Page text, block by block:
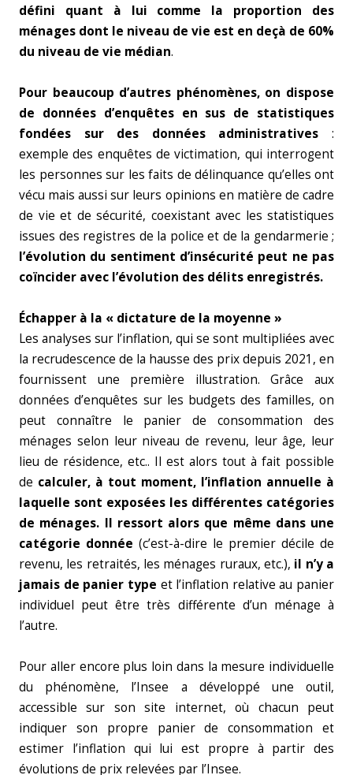
défini quant à lui comme la proportion des
ménages dont le niveau de vie est en deçà de 60%
du niveau de vie médian.
Pour beaucoup d’autres phénomènes, on dispose
de données d’enquêtes en sus de statistiques
fondées sur des données administratives :
exemple des enquêtes de victimation, qui interrogent
les personnes sur les faits de délinquance qu’elles ont
vécu mais aussi sur leurs opinions en matière de cadre
de vie et de sécurité, coexistant avec les statistiques
issues des registres de la police et de la gendarmerie ;
l’évolution du sentiment d’insécurité peut ne pas
coïncider avec l’évolution des délits enregistrés.
Échapper à la « dictature de la moyenne »
Les analyses sur l’inflation, qui se sont multipliées avec
la recrudescence de la hausse des prix depuis 2021, en
fournissent une première illustration. Grâce aux
données d’enquêtes sur les budgets des familles, on
peut connaître le panier de consommation des
ménages selon leur niveau de revenu, leur âge, leur
lieu de résidence, etc.. Il est alors tout à fait possible
de calculer, à tout moment, l’inflation annuelle à
laquelle sont exposées les différentes catégories
de ménages. Il ressort alors que même dans une
catégorie donnée (c’est-à-dire le premier décile de
revenu, les retraités, les ménages ruraux, etc.), il n’y a
jamais de panier type et l’inflation relative au panier
individuel peut être très différente d’un ménage à
l’autre.
Pour aller encore plus loin dans la mesure individuelle
du phénomène, l’Insee a développé une outil,
accessible sur son site internet, où chacun peut
indiquer son propre panier de consommation et
estimer l’inflation qui lui est propre à partir des
évolutions de prix relevées par l’Insee.